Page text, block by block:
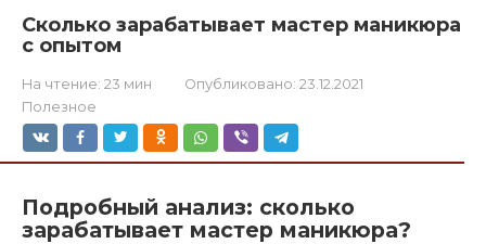
Сколько зарабатывает мастер маникюра
с опытом
На чтение: 23 мин Опубликовано: 23.12.2021
Полезное
Подробный анализ: сколько
зарабатывает мастер маникюра?